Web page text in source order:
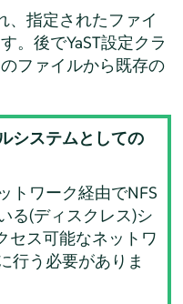
、指定されたファイ
。後でYaST設定クラ
ファイルから既存の
システムとしての
トワーク経由でNFS
る(ディスクレス)シ
セス可能なネットワ
行う必要がありま